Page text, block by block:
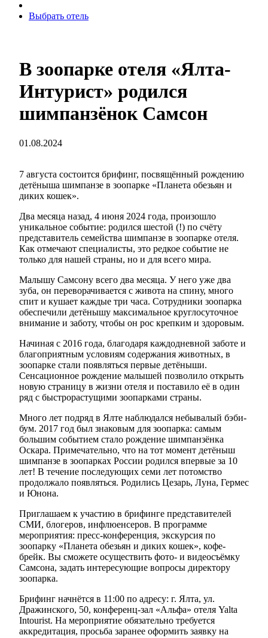
Выбрать отель
В зоопарке отеля «Ялта-
Интурист» родился
шимпанзёнок Самсон
01.08.2024
7 августа состоится брифинг, посвящённый рождению
детёныша шимпанзе в зоопарке «Планета обезьян и
диких кошек».
Два месяца назад, 4 июня 2024 года, произошло
уникальное событие: родился шестой (!) по счёту
представитель семейства шимпанзе в зоопарке отеля.
Как отмечают специалисты, это редкое событие не
только для нашей страны, но и для всего мира.
Малышу Самсону всего два месяца. У него уже два
зуба, он переворачивается с живота на спину, много
спит и кушает каждые три часа. Сотрудники зоопарка
обеспечили детёнышу максимальное круглосуточное
внимание и заботу, чтобы он рос крепким и здоровым.
Начиная с 2016 года, благодаря каждодневной заботе и
благоприятным условиям содержания животных, в
зоопарке стали появляться первые детёныши.
Сенсационное рождение малышей позволило открыть
новую страницу в жизни отеля и поставило её в один
ряд с быстрорастущими зоопарками страны.
Много лет подряд в Ялте наблюдался небывалый бэби-
бум. 2017 год был знаковым для зоопарка: самым
большим событием стало рождение шимпанзёнка
Оскара. Примечательно, что на тот момент детёныш
шимпанзе в зоопарках России родился впервые за 10
лет! В течение последующих семи лет потомство
продолжало появляться. Родились Цезарь, Луна, Гермес
и Юнона.
Приглашаем к участию в брифинге представителей
СМИ, блогеров, инфлюенсеров. В программе
мероприятия: пресс-конференция, экскурсия по
зоопарку «Планета обезьян и диких кошек», кофе-
брейк. Вы сможете осуществить фото- и видеосъёмку
Самсона, задать интересующие вопросы директору
зоопарка.
Брифинг начнётся в 11:00 по адресу: г. Ялта, ул.
Дражинского, 50, конференц-зал «Альфа» отеля Yalta
Intourist. На мероприятие обязательно требуется
аккредитация, просьба заранее оформить заявку на